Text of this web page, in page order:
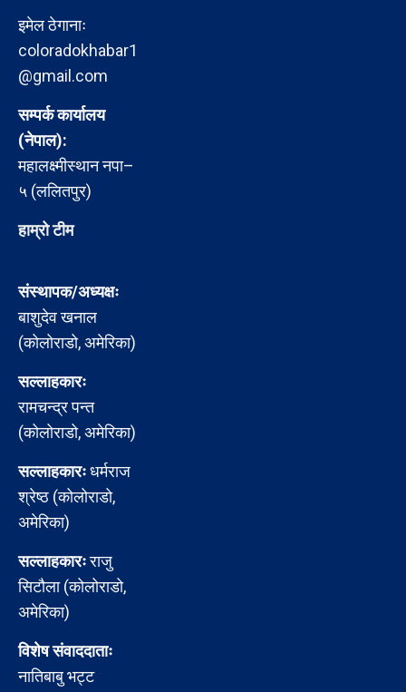
इमेल ठेगानाः
coloradokhabar1
@gmail.com
सम्पर्क कार्यालय
(नेपाल):
महालक्ष्मीस्थान नपा–
५ (ललितपुर)
हाम्रो टीम
संस्थापक/अध्यक्षः
बाशुदेव खनाल
(कोलोराडो, अमेरिका)
सल्लाहकारः
रामचन्द्र पन्त
(कोलोराडो, अमेरिका)
सल्लाहकारःधर्मराज
श्रेष्ठ (कोलोराडो,
अमेरिका)
सल्लाहकारःराजु
सिटौला (कोलोराडो,
अमेरिका)
विशेष संवाददाताः
नातिबाबु भट्ट